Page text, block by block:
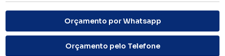
Orçamento por Whatsapp
Orçamento pelo Telefone